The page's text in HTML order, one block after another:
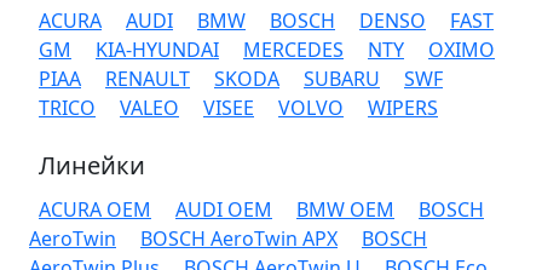
ACURA AUDI BMW BOSCH DENSO
FAST
GM
KIA-HYUNDAI MERCEDES NTY
OXIMO
PIAA
RENAULT SKODA SUBARU
SWF
TRICO
VALEO VISEE VOLVO WIPERS
Линейки
ACURA OEM AUDI OEM BMW OEM
BOSCH
AeroTwin
BOSCH AeroTwin APX
BOSCH